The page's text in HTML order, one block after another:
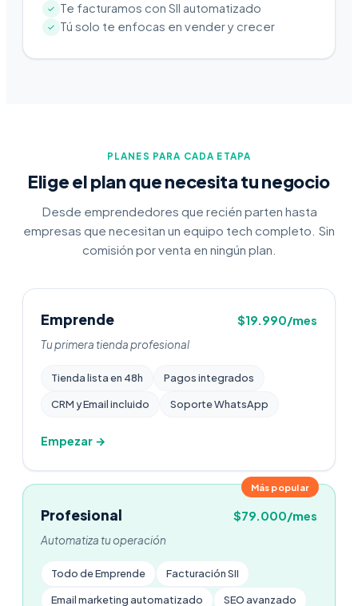
✓ Te facturamos con SII automatizado
✓ Tú solo te enfocas en vender y crecer
PLANES PARA CADA ETAPA
Elige el plan que necesita tu negocio
Desde emprendedores que recién parten hasta
empresas que necesitan un equipo tech completo. Sin
comisión por venta en ningún plan.
Emprende $19.990/mes
Tu primera tienda profesional
Tienda lista en 48h Pagos integrados
CRM y Email incluido Soporte WhatsApp
Empezar →
Más popular
Profesional $79.000/mes
Automatiza tu operación
Todo de Emprende Facturación SII
Email marketing automatizado SEO avanzado